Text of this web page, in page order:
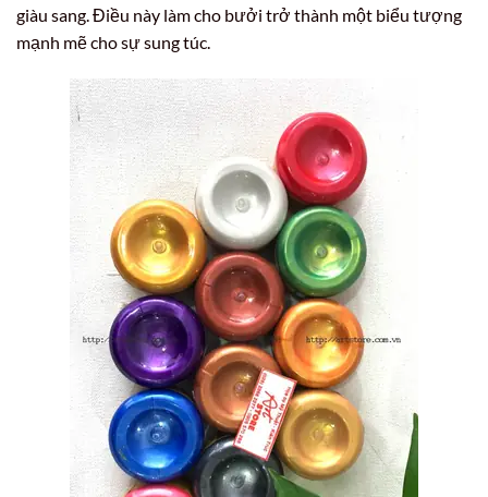
giàu sang. Điều này làm cho bưởi trở thành một biểu tượng
mạnh mẽ cho sự sung túc.